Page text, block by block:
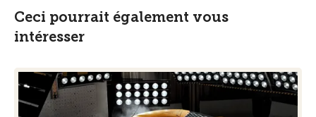
Ceci pourrait également vous
intéresser